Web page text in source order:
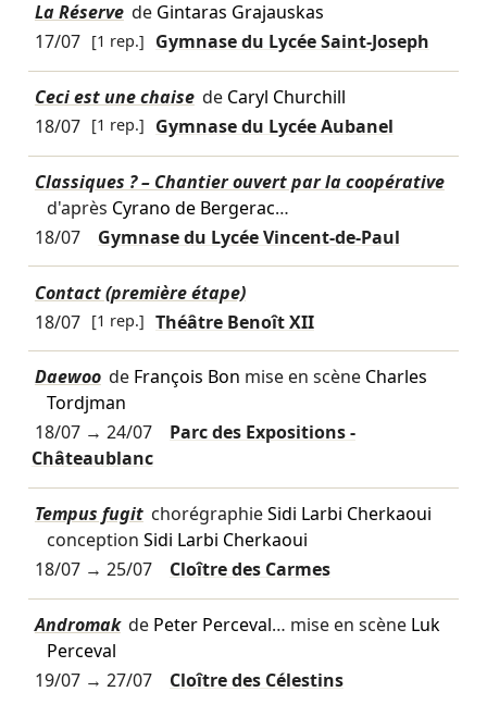
La Réserve de Gintaras Grajauskas
17/07 [1 rep.] Gymnase du Lycée Saint-Joseph
Ceci est une chaise de Caryl Churchill
18/07 [1 rep.] Gymnase du Lycée Aubanel
Classiques ? – Chantier ouvert par la coopérative
d'après Cyrano de Bergerac…
18/07
Gymnase du Lycée Vincent-de-Paul
Contact (première étape)
18/07 [1 rep.] Théâtre Benoît XII
Daewoo de François Bon mise en scène Charles
Tordjman
18/07→ 24/07
Parc des Expositions -
Châteaublanc
Tempus fugit chorégraphieSidi Larbi Cherkaoui
conception Sidi Larbi Cherkaoui
18/07→ 25/07 Cloître des Carmes
Andromak de Peter Perceval… mise en scène Luk
Perceval
19/07→ 27/07 Cloître des Célestins